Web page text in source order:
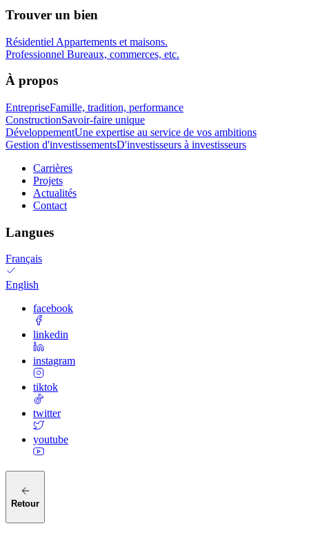
Trouver un bien
Résidentiel Appartements et maisons.
Professionnel Bureaux, commerces, etc.
À propos
EntrepriseFamille, tradition, performance
ConstructionSavoir-faire unique
DéveloppementUne expertise au service de vos ambitions
Gestion d'investissementsD'investisseurs à investisseurs
Carrières
Projets
Actualités
Contact
Langues
Français
English
facebook
linkedin
instagram
tiktok
twitter
youtube
Retour